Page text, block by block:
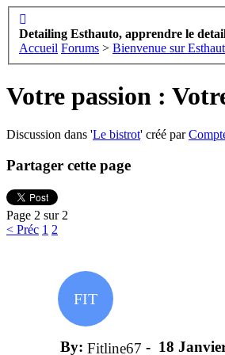
Detailing Esthauto, apprendre le
Accueil Forums > Bienvenue sur
Votre passion :
Discussion dans 'Le bistrot' créé par
Partager cette page
Page 2 sur 2
< Préc 1 2
FIT
By: Fitline67 - 18